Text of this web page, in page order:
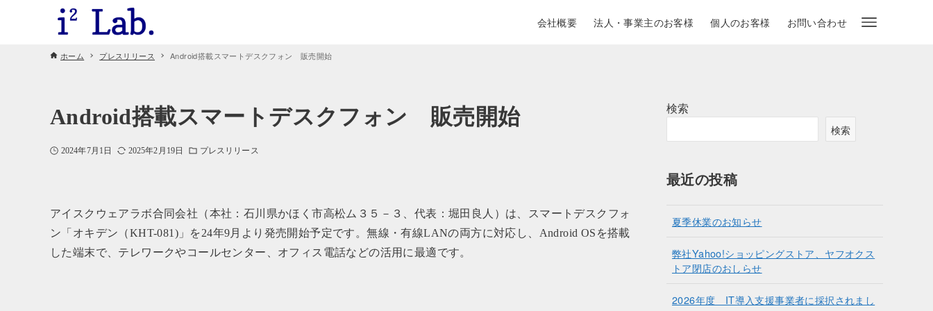
会社概要 法人・事業主のお客様 個人のお客様 お問い合わせ
ホーム プレスリリース Android搭載スマートデスクフォン 販売開始
Android搭載スマートデスクフォン 販売開始
2024年7月1日 2025年2月19日 プレスリリース
アイスクウェアラボ合同会社（本社：石川県かほく市高松ム３５－３、代表：堀田良人）は、スマートデスクフォ
ン「オキデン（KHT-081)」を24年9月より発売開始予定です。無線・有線LANの両方に対応し、Android OSを搭載
した端末で、テレワークやコールセンター、オフィス電話などの活用に最適です。
検索
検索
最近の投稿
夏季休業のお知らせ
弊社Yahoo!ショッピングストア、ヤフオクス
トア閉店のおしらせ
2026年度 IT導入支援事業者に採択されまし